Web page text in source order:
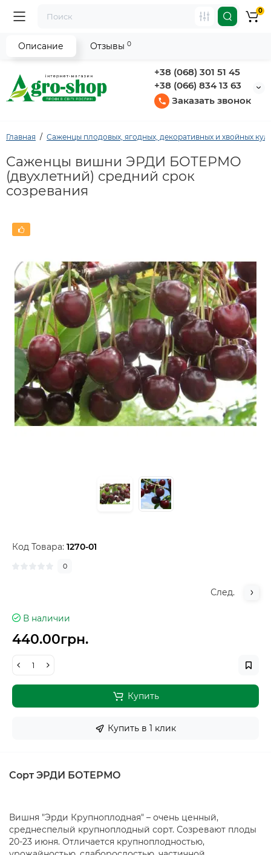
+38 (068) 301 51 45
+38 (066) 834 13 63
Заказать звонок
0
Главная Саженцы плодовых, ягодных, декоративных и хвойных
Саженцы вишни ЭРДИ БОТЕРМО
(двухлетний) средний срок
созревания
Код Товара: 1270-01
0
След.
В наличии
440.00грн.
Купить
Купить в 1 клик
Описание Отзывы 0
Сорт ЭРДИ БОТЕРМО
Вишня "Эрди Крупноплодная" – очень ценный,
среднеспелый крупноплодный сорт. Созревают плоды
20-23 июня. Отличается крупноплодностью,